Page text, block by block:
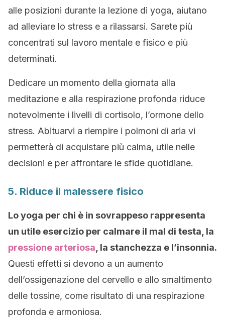
alle posizioni durante la lezione di yoga, aiutano
ad alleviare lo stress e a rilassarsi. Sarete più
concentrati sul lavoro mentale e fisico e più
determinati.
Dedicare un momento della giornata alla
meditazione e alla respirazione profonda riduce
notevolmente i livelli di cortisolo, l’ormone dello
stress. Abituarvi a riempire i polmoni di aria vi
permetterà di acquistare più calma, utile nelle
decisioni e per affrontare le sfide quotidiane.
5. Riduce il malessere fisico
Lo yoga per chi è in sovrappeso rappresenta
un utile esercizio per calmare il mal di testa, la
pressione arteriosa , la stanchezza e l’insonnia.
Questi effetti si devono a un aumento
dell’ossigenazione del cervello e allo smaltimento
delle tossine, come risultato di una respirazione
profonda e armoniosa.